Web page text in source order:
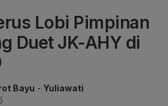
Lobi Pimpinan
Duet JK-AHY di
Bayu - Yuliawati